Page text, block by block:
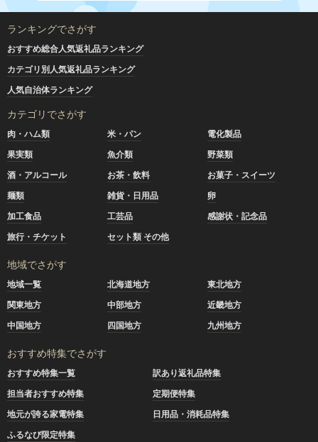
ランキングでさがす
おすすめ総合人気返礼品ランキング
カテゴリ別人気返礼品ランキング
人気自治体ランキング
カテゴリでさがす
肉・ハム類 米・パン
電化製品
果実類
魚介類
野菜類
酒・アルコール
お茶・飲料
お菓子・スイーツ
麺類
雑貨・日用品
卵
加工食品
工芸品
感謝状・記念品
旅行・チケット
セット類 その他
地域でさがす
地域一覧 北海道地方
東北地方
関東地方
中部地方
近畿地方
中国地方
四国地方 九州地方
おすすめ特集でさがす
おすすめ特集一覧
訳あり返礼品特集
担当者おすすめ特集
定期便特集
地元が誇る家電特集
日用品・消耗品特集
ふるなび限定特集